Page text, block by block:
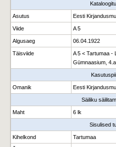
Asutus Eesti
Viide A 5
Algusaeg 06.04.1922
Täisviide
A 5 < Tartumaa -
Gümnaasium,
Omanik Eesti
Säiliku
Maht 6 lk
Sisulised
Kihelkond Tartumaa